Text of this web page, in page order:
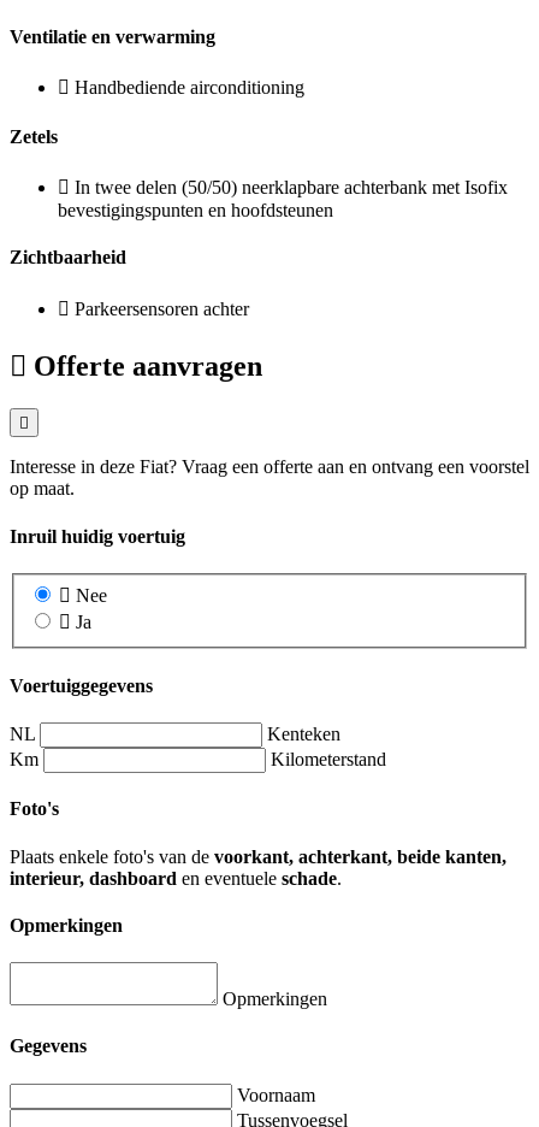
Ventilatie en verwarming
Handbediende airconditioning
Zetels
In twee delen (50/50) neerklapbare achterbank met Isofix
bevestigingspunten en hoofdsteunen
Zichtbaarheid
Parkeersensoren achter
Offerte aanvragen
Interesse in deze Fiat? Vraag een offerte aan en ontvang een voorstel
op maat.
Inruil huidig voertuig
Nee
Ja
Voertuiggegevens
NL
Kenteken
Km
Kilometerstand
Foto's
Plaats enkele foto's van de voorkant, achterkant, beide kanten,
interieur, dashboard en eventuele schade.
Opmerkingen
Opmerkingen
Gegevens
Voornaam
Tussenvoegsel